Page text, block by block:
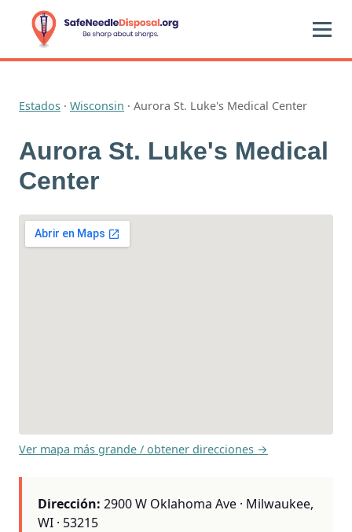
Estados · Wisconsin · Aurora St. Luke's Medical Center
Aurora St. Luke's Medical
Center
Ver mapa más grande / obtener direcciones →
Dirección: 2900 W Oklahoma Ave · Milwaukee,
WI · 53215